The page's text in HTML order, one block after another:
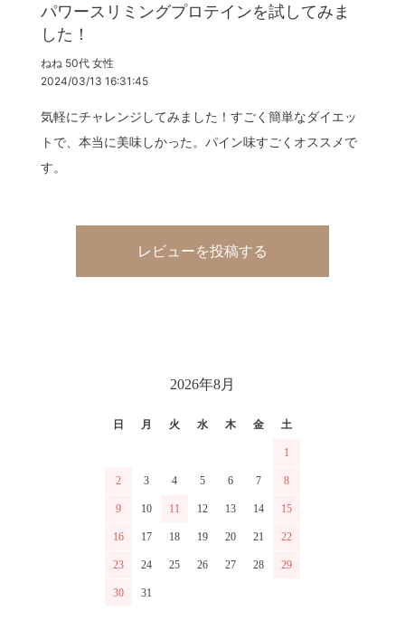
パワースリミングプロテインを試してみま
した！
ねね 50代 女性
2024/03/13 16:31:45
気軽にチャレンジしてみました！すごく簡単なダイエッ
トで、本当に美味しかった。パイン味すごくオススメで
す。
レビューを投稿する
2026年8月
日 月 火 水 木 金 土
1
2 3 4 5 6 7 8
9 10 11 12 13 14 15
16 17 18 19 20 21 22
23 24 25 26 27 28 29
30 31